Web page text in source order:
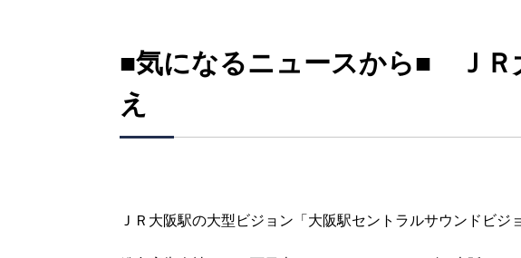
■気になるニュースから■ ＪＲ
え
ＪＲ大阪駅の大型ビジョン「大阪駅セントラルサウンドビ